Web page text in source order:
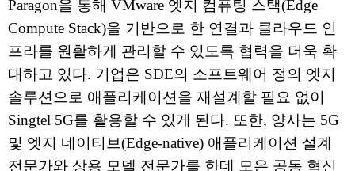
Paragon을 통해 VMware 엣지 컴퓨팅 스택(Edge
Compute Stack)을 기반으로 한 연결과 클라우드 인
프라를 원활하게 관리할 수 있도록 협력을 더욱 확
대하고 있다. 기업은 SDE의 소프트웨어 정의 엣지
솔루션으로 애플리케이션을 재설계할 필요 없이
Singtel 5G를 활용할 수 있게 된다. 또한, 양사는 5G
및 엣지 네이티브(Edge-native) 애플리케이션 설계
전문가와 상용 모델 전문가를 한데 모은 공동 혁신